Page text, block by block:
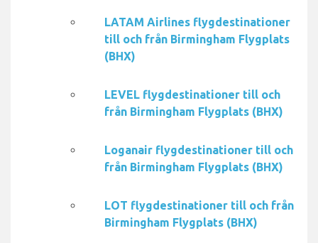
LATAM Airlines flygdestinationer
till och från Birmingham Flygplats
(BHX)
LEVEL flygdestinationer till och
från Birmingham Flygplats (BHX)
Loganair flygdestinationer till och
från Birmingham Flygplats (BHX)
LOT flygdestinationer till och från
Birmingham Flygplats (BHX)